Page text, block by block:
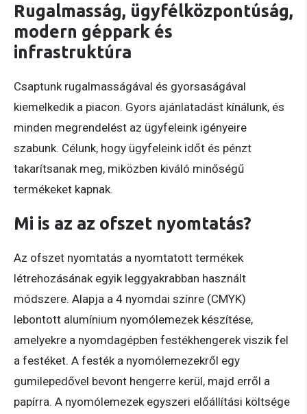
Rugalmasság, ügyfélközpontúság,
modern géppark és
infrastruktúra
Csaptunk rugalmasságával és gyorsaságával
kiemelkedik a piacon. Gyors ajánlatadást kínálunk, és
minden megrendelést az ügyfeleink igényeire
szabunk. Célunk, hogy ügyfeleink időt és pénzt
takarítsanak meg, miközben kiváló minőségű
termékeket kapnak.
Mi is az az ofszet nyomtatás?
Az ofszet nyomtatás a nyomtatott termékek
létrehozásának egyik leggyakrabban használt
módszere. Alapja a 4 nyomdai színre (CMYK)
lebontott alumínium nyomólemezek készítése,
amelyekre a nyomdagépben festékhengerek viszik fel
a festéket. A festék a nyomólemezekről egy
gumilepedővel bevont hengerre kerül, majd erről a
papírra. A nyomólemezek egyszeri előállítási költsége